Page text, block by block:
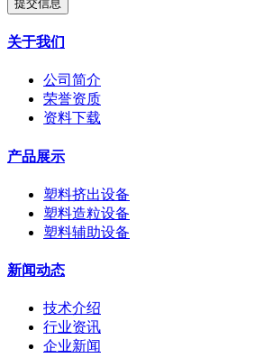
提交信息
关于我们
公司简介
荣誉资质
资料下载
产品展示
塑料挤出设备
塑料造粒设备
塑料辅助设备
新闻动态
技术介绍
行业资讯
企业新闻